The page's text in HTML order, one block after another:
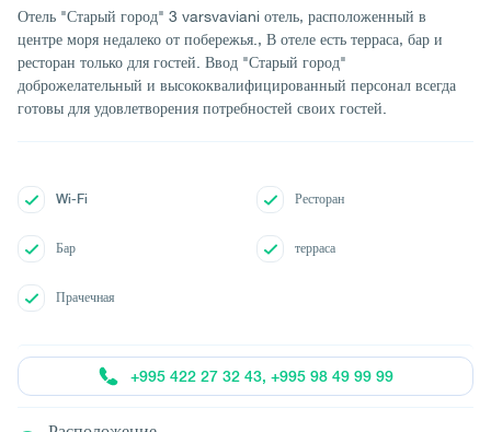
Отель "Старый город" 3 varsvaviani отель, расположенный в
центре моря недалеко от побережья., В отеле есть терраса, бар и
ресторан только для гостей. Ввод "Старый город"
доброжелательный и высококвалифицированный персонал всегда
готовы для удовлетворения потребностей своих гостей.
Wi-Fi Ресторан
Бар терраса
Прачечная
+995 422 27 32 43, +995 98 49 99 99